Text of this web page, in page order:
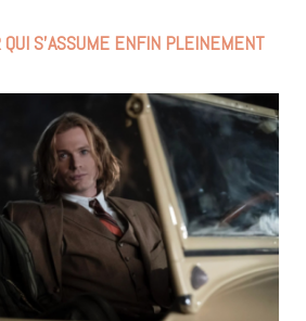
S’ASSUME ENFIN PLEINEMENT